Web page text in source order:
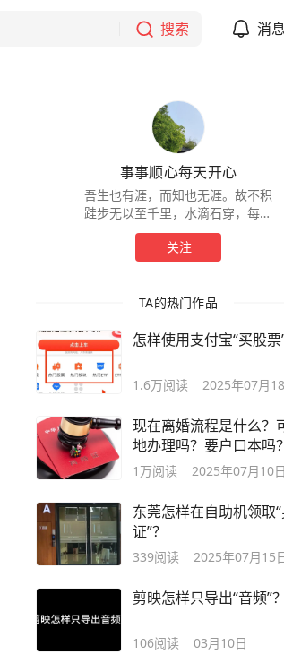
搜索 消息
事事顺心每天开心
吾生也有涯，而知也无涯。故不积
跬步无以至千里，水滴石穿，每天
知识增加一点点！
关注
TA的热门作品
怎样使用支付宝“买股票
1.6万阅读 2025年07月
现在离婚流程是什么？
地办理吗？要户口本吗？
1万阅读 2025年07月10日
东莞怎样在自助机领取
证”？
339阅读 2025年07月15
剪映怎样只导出“音频”？
106阅读 03月10日